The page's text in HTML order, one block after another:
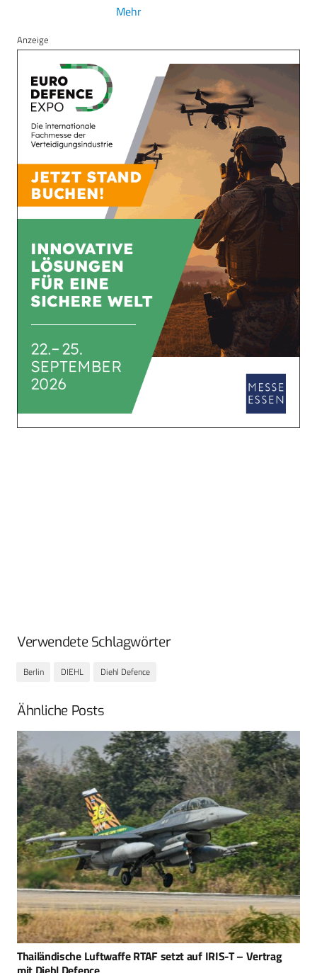
Mehr
Anzeige
Verwendete Schlagwörter
Berlin DIEHL Diehl Defence
Ähnliche Posts
Mehr Reichweite für die Luftverteidigung mit IRIS-T SLX